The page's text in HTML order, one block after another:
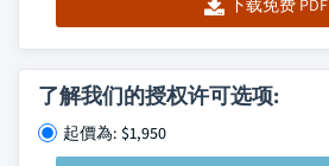
下载免费 PDF
了解我们的授权许可选项:
起價為: $1,950